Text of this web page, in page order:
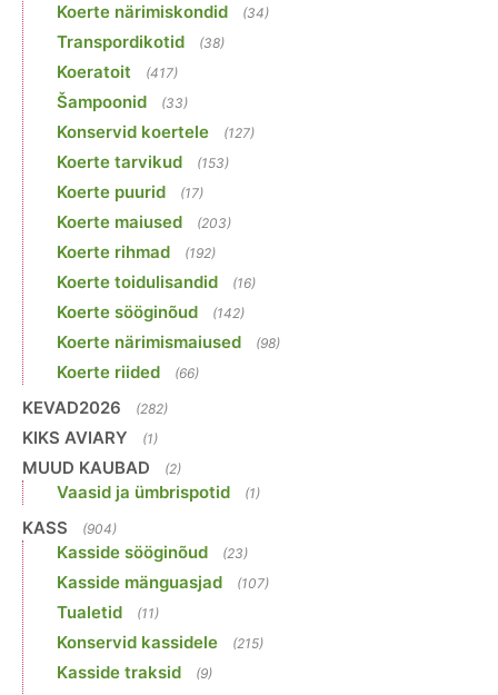
Koerte närimiskondid (34)
Transpordikotid (38)
Koeratoit (417)
Šampoonid (33)
Konservid koertele (127)
Koerte tarvikud (153)
Koerte puurid (17)
Koerte maiused (203)
Koerte rihmad (192)
Koerte toidulisandid (16)
Koerte sööginõud (142)
Koerte närimismaiused (98)
Koerte riided (66)
KEVAD2026 (282)
KIKS AVIARY (1)
MUUD KAUBAD (2)
Vaasid ja ümbrispotid (1)
KASS (904)
Kasside sööginõud (23)
Kasside mänguasjad (107)
Tualetid (11)
Konservid kassidele (215)
Kasside traksid (9)